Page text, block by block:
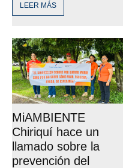
LEER MÁS
MiAMBIENTE
Chiriquí hace un
llamado sobre la
prevención del